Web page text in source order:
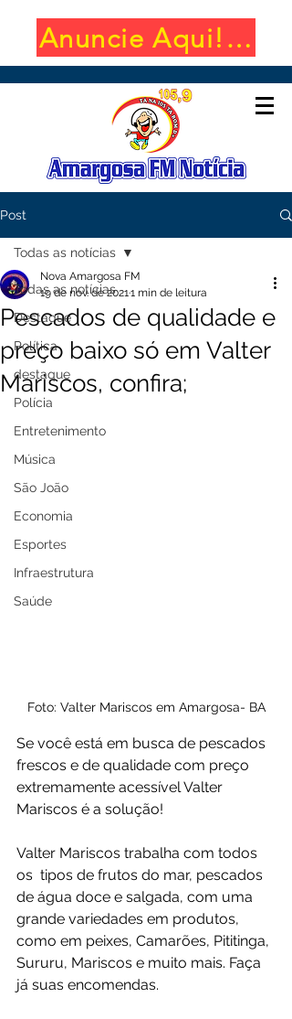
Anuncie Aqui!
Post
Todas as notícias
Destaque
Política
destaque
Polícia
Entretenimento
Música
São João
Economia
Esportes
Infraestrutura
Saúde
Todas as notícias
Pescados de qualidade e
preço baixo só em Valter
Mariscos, confira;
Nova Amargosa FM
19 de nov. de 20211 min de leitura
Foto: Valter Mariscos em Amargosa- BA
Se você está em busca de pescados
frescos e de qualidade com preço
extremamente acessível Valter
Mariscos é a solução!
Valter Mariscos trabalha com todos
os  tipos de frutos do mar, pescados
de água doce e salgada, com uma
grande variedades em produtos,
como em peixes, Camarões, Pititinga,
Sururu, Mariscos e muito mais. Faça
já suas encomendas.